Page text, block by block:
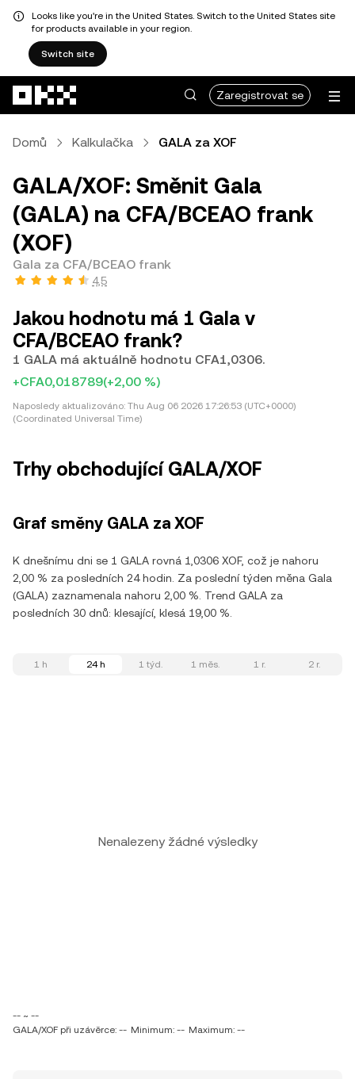
Looks like you're in the United States. Switch to the United States site
for products available in your region.
Switch site
Zaregistrovat se
Domů Kalkulačka GALA za XOF
GALA/XOF: Směnit Gala
(GALA) na CFA/BCEAO frank
(XOF)
Gala za CFA/BCEAO frank
4,5
Jakou hodnotu má 1 Gala v
CFA/BCEAO frank?
1 GALA má aktuálně hodnotu CFA1,0306.
+CFA0,018789(+2,00 %)
Naposledy aktualizováno: Thu Aug 06 2026 17:26:53 (UTC+0000)
(Coordinated Universal Time)
Trhy obchodující GALA/XOF
Graf směny GALA za XOF
K dnešnímu dni se 1 GALA rovná 1,0306 XOF, což je nahoru
2,00 % za posledních 24 hodin. Za poslední týden měna Gala
(GALA) zaznamenala nahoru 2,00 %. Trend GALA za
posledních 30 dnů: klesající, klesá 19,00 %.
1 h 24 h 1 týd. 1 měs. 1 r. 2 r.
Nenalezeny žádné výsledky
-- ~ --
GALA/XOF při uzávěrce: -- Minimum: -- Maximum: --